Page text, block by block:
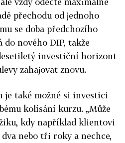
přechodu od jednoho
se doba předchozího
nového DIP, takže
investiční horizont
zahajovat znovu.
je také možné si investici
kolísání kurzu. „Může
kdy například klientovi
nebo tři roky a nechce,